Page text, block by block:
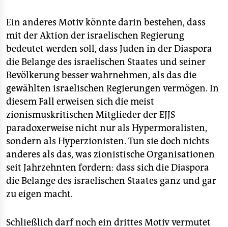
Ein anderes Motiv könnte darin bestehen, dass
mit der Aktion der israelischen Regierung
bedeutet werden soll, dass Juden in der Diaspora
die Belange des israelischen Staates und seiner
Bevölkerung besser wahrnehmen, als das die
gewählten israelischen Regierungen vermögen. In
diesem Fall erweisen sich die meist
zionismuskritischen Mitglieder der EJJS
paradoxerweise nicht nur als Hypermoralisten,
sondern als Hyperzionisten. Tun sie doch nichts
anderes als das, was zionistische Organisationen
seit Jahrzehnten fordern: dass sich die Diaspora
die Belange des israelischen Staates ganz und gar
zu eigen macht.
Schließlich darf noch ein drittes Motiv vermutet